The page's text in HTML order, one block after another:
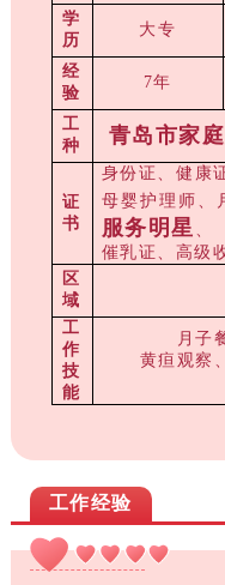
学
历
大专
经
验
7年
工
种
青岛市家
证
书
身份证、健康
母婴护理师、
服务明星、
催乳证、高级
区
域
工
作
技
能
月子
黄疸观察、
工作经验